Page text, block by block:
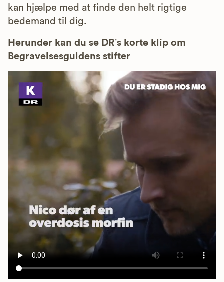
kan hjælpe med at finde den helt rigtige
bedemand til dig.
Herunder kan du se DR’s korte klip om
Begravelsesguidens stifter